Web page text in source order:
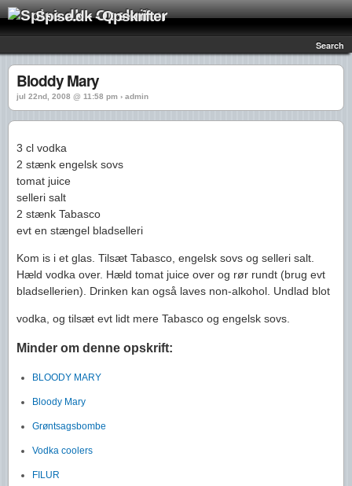
Spise.dk - Opskrifter
Search
Bloddy Mary
jul 22nd, 2008 @ 11:58 pm › admin
3 cl vodka
2 stænk engelsk sovs
tomat juice
selleri salt
2 stænk Tabasco
evt en stængel bladselleri
Kom is i et glas. Tilsæt Tabasco, engelsk sovs og selleri salt.
Hæld vodka over. Hæld tomat juice over og rør rundt (brug evt
bladsellerien). Drinken kan også laves non-alkohol. Undlad blot
vodka, og tilsæt evt lidt mere Tabasco og engelsk sovs.
Minder om denne opskrift:
BLOODY MARY
Bloody Mary
Grøntsagsbombe
Vodka coolers
FILUR